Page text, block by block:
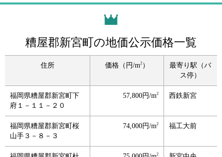
糟屋郡新宮町の地価公示価格一覧
住所 価格（円/m2）
最寄り駅（バ
ス停）
福岡県糟屋郡新宮町下
府１－１１－２０
57,800円/m2 西鉄新宮
福岡県糟屋郡新宮町桜
山手３－８－３
74,000円/m2 福工大前
2